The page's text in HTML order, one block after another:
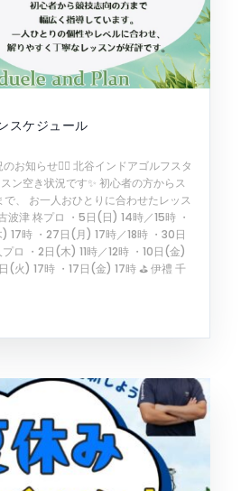
スケジュール
お知らせ🏌️‍♂️ 北谷インドアゴルフスタ
ン空き状況です✨ 初心者の方からス
で、 お一人おひとりに合わせたレッス
波津 柊プロ ・5日(日) 14時／15時 ・
17時 ・27日(月) 17時／18時 ・30日
ロ ・2日(木) 11時／12時 ・10日(金)
(火) 17時 ・17日(金) 17時 ⛳️ 伊禮 千